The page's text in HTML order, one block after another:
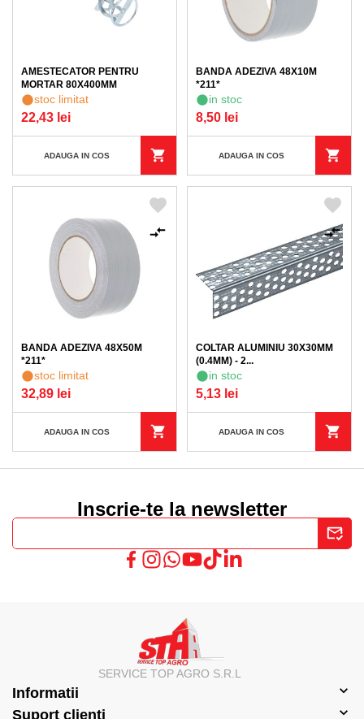
AMESTECATOR PENTRU
MORTAR 80X400MM
stoc limitat
22,43 lei
ADAUGA IN COS
BANDA ADEZIVA 48X10M
*211*
in stoc
8,50 lei
ADAUGA IN COS
BANDA ADEZIVA 48X50M
*211*
stoc limitat
32,89 lei
ADAUGA IN COS
COLTAR ALUMINIU 30X30MM
(0.4MM) - 2...
in stoc
5,13 lei
ADAUGA IN COS
Inscrie-te la newsletter
SERVICE TOP AGRO S.R.L
Informatii
Suport clienti